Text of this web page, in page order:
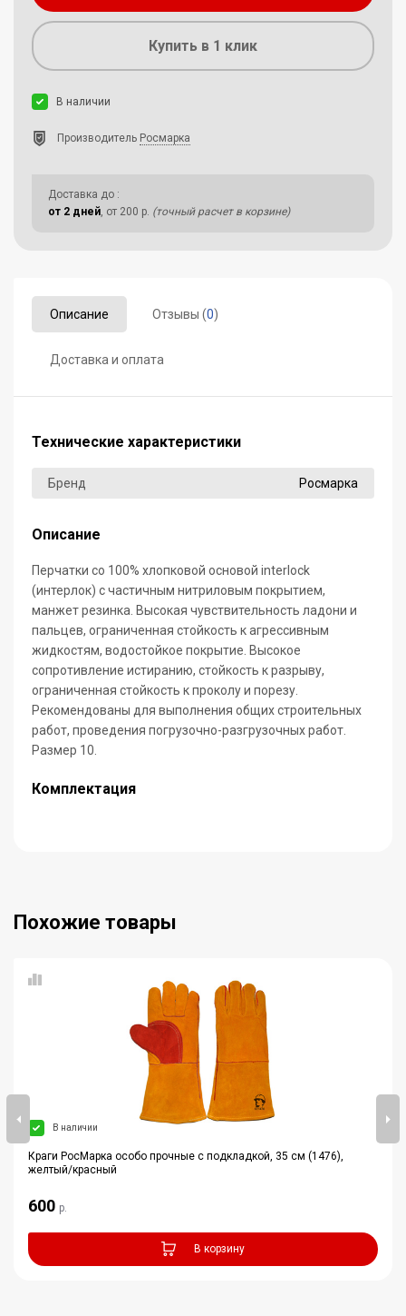
Описание Отзывы (0)
Доставка и оплата
Технические характеристики
Бренд Росмарка
Описание
Перчатки со 100% хлопковой основой interlock
(интерлок) с частичным нитриловым покрытием,
манжет резинка. Высокая чувствительность ладони и
пальцев, ограниченная стойкость к агрессивным
жидкостям, водостойкое покрытие. Высокое
сопротивление истиранию, стойкость к разрыву,
ограниченная стойкость к проколу и порезу.
Рекомендованы для выполнения общих строительных
работ, проведения погрузочно-разгрузочных работ.
Размер 10.
Комплектация
Купить в 1 клик
В наличии
Производитель Росмарка
Доставка до :
от 2 дней, от 200 р. (точный расчет в корзине)
Похожие товары
В наличии
Краги РосМарка особо прочные с подкладкой, 35 см (1476),
желтый/красный
600 р.
В корзину